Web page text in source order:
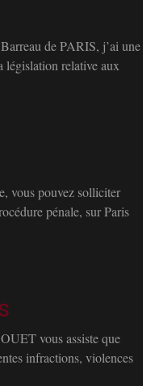
de PARIS, j’ai une
législation relative aux
vous pouvez solliciter
pénale, sur Paris
vous assiste que
infractions, violences